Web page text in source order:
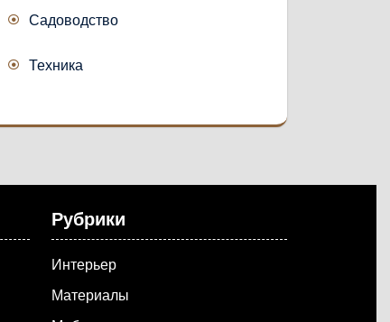
Садоводство
Техника
Рубрики
Интерьер
Материалы